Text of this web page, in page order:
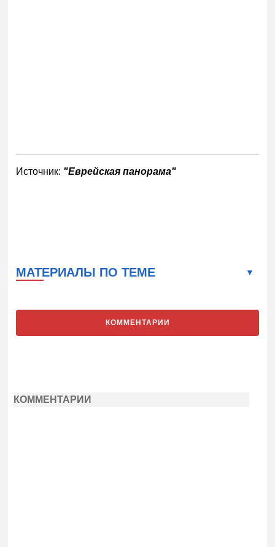
Источник: "Еврейская панорама"
МАТЕРИАЛЫ ПО ТЕМЕ
КОММЕНТАРИИ
КОММЕНТАРИИ